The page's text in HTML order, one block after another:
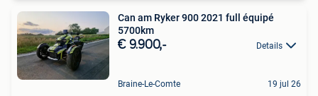
Can am Ryker 900 2021 full équipé
5700km
€ 9.900,- Details
Braine-Le-Comte 19 jul 26